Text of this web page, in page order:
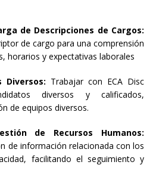
de Descripciones de Cargos:
de cargo para una comprensión
horarios y expectativas laborales
Trabajar con ECA Disc
diversos y calificados,
de equipos diversos.
de Recursos Humanos:
de información relacionada con los
facilitando el seguimiento y